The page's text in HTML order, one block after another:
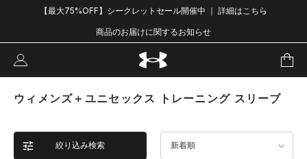
【最大75%OFF】シークレットセール開催中 ｜ 詳細はこちら
商品のお届けに関するお知らせ
ウィメンズ＋ユニセックス トレーニング スリーブ
絞り込み検索 新着順